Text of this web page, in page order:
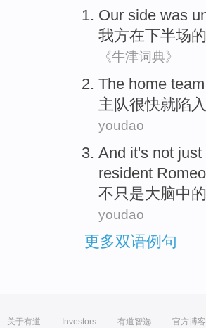
Our side was
我方在下半场的
《牛津词典》
The home team
主队很快就陷
youdao
And it's not just
resident Romeo
不只是大脑中的
youdao
更多双语例句
关于有道 Investors 有道智选 官方博客